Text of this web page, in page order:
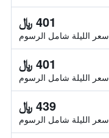
401 ﷼
سعر الليلة شامل الرسوم
401 ﷼
سعر الليلة شامل الرسوم
439 ﷼
سعر الليلة شامل الرسوم